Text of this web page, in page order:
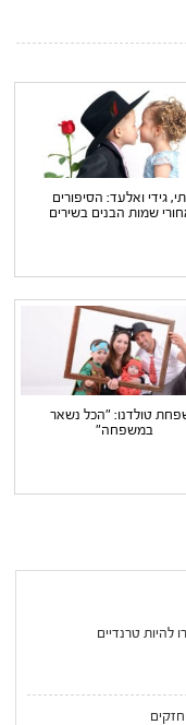
גידי ואלעד: הסיפורים
שמות הבנים בשירים
טולדנו: "הכל נשאר
במשפחה"
להיות טרנדיים